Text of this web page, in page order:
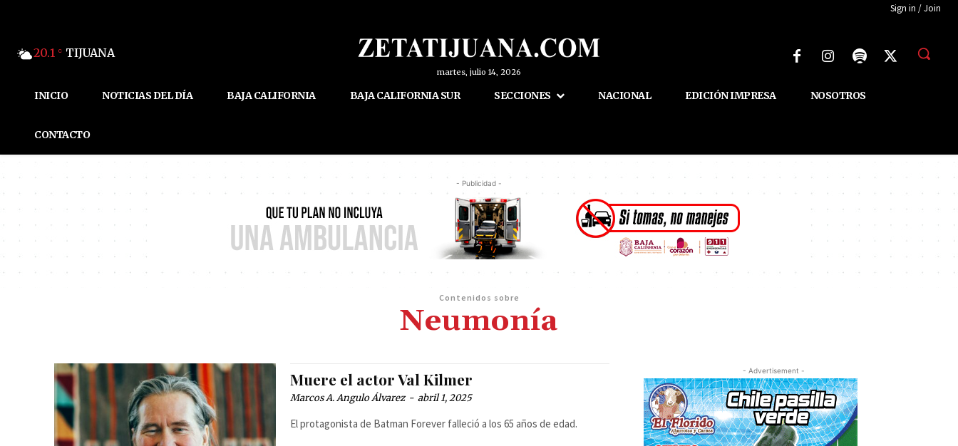
Sign in / Join
20.1 C TIJUANA
martes, julio 14, 2026
INICIO NOTICIAS DEL DÍA BAJA CALIFORNIA BAJA CALIFORNIA SUR SECCIONES NACIONAL EDICIÓN IMPRESA NOSOTROS
CONTACTO
- Publicidad -
Contenidos sobre
Neumonía
Muere el actor Val Kilmer
Marcos A. Angulo Álvarez - abril 1, 2025
El protagonista de Batman Forever falleció a los 65 años de edad.
- Advertisement -